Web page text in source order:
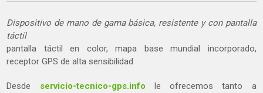
Dispositivo de mano de gama básica, resistente y con pantalla
táctil
pantalla táctil en color, mapa base mundial incorporado,
receptor GPS de alta sensibilidad
Desde servicio-tecnico-gps.info le ofrecemos tanto a